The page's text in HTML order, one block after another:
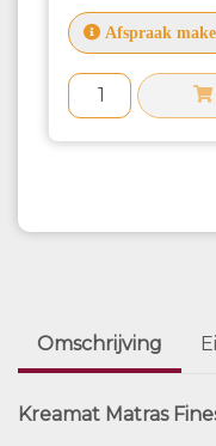
Afspraak
Omschrijving
Kreamat Matras